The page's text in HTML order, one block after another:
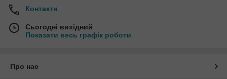
Контакти
Сьогодні вихідний
Показати весь графік роботи
Про нас